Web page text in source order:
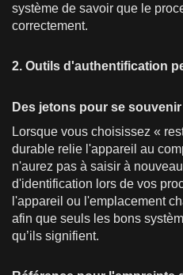
système de savoir que le
correctement.
2. Outils d'authentification
Des jetons pour se
Lorsque vous choisissez «
durable relie l'appareil au
n'aurez pas à saisir à
d'identification lors de vos
l'appareil ou l'emplacement
afin que seuls les bons
qu’ils signifient.